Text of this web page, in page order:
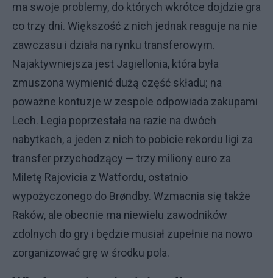
ma swoje problemy, do których wkrótce dojdzie gra
co trzy dni. Większość z nich jednak reaguje na nie
zawczasu i działa na rynku transferowym.
Najaktywniejsza jest Jagiellonia, która była
zmuszona wymienić dużą część składu; na
poważne kontuzje w zespole odpowiada zakupami
Lech. Legia poprzestała na razie na dwóch
nabytkach, a jeden z nich to pobicie rekordu ligi za
transfer przychodzący — trzy miliony euro za
Miletę Rajovicia z Watfordu, ostatnio
wypożyczonego do Brøndby. Wzmacnia się także
Raków, ale obecnie ma niewielu zawodników
zdolnych do gry i będzie musiał zupełnie na nowo
zorganizować grę w środku pola.